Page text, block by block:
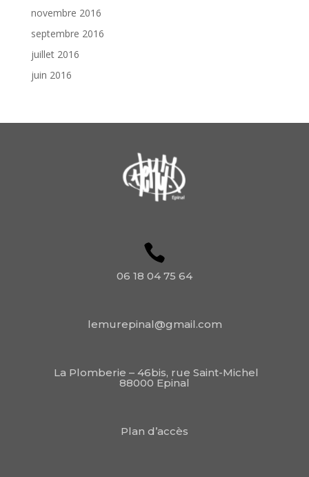
novembre 2016
septembre 2016
juillet 2016
juin 2016
06 18 04 75 64
lemurepinal@gmail.com
La Plomberie – 46bis, rue Saint-Michel
88000 Epinal
Plan d’accès